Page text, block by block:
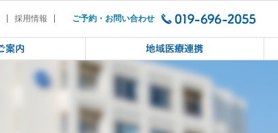
ゲーム依存講演会（2022/
採用情報 ご予約・お問い合わせ